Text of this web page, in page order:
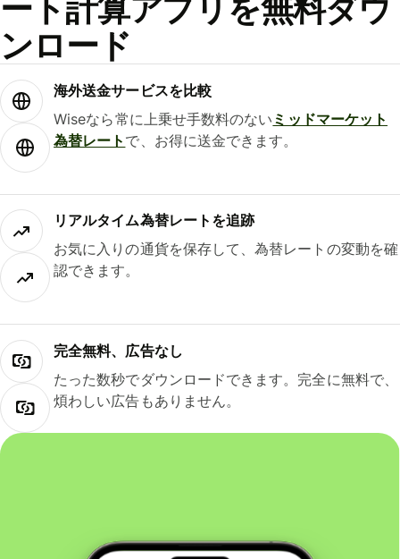
ート計算アプリを無料ダウ
ンロード
海外送金サービスを比較
Wiseなら常に上乗せ手数料のない ミッドマーケット
為替レート で、お得に送金できます。
リアルタイム為替レートを追跡
お気に入りの通貨を保存して、為替レートの変動を確
認できます。
完全無料、広告なし
たった数秒でダウンロードできます。完全に無料で、
煩わしい広告もありません。